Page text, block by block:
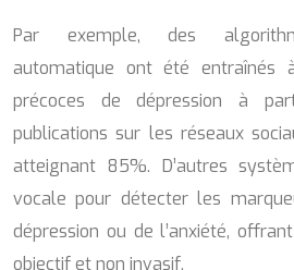
Par exemple, des
automatique ont été entraînés
précoces de dépression à
publications sur les réseaux
atteignant 85%. D’autres
vocale pour détecter les
dépression ou de l’anxiété,
objectif et non invasif.